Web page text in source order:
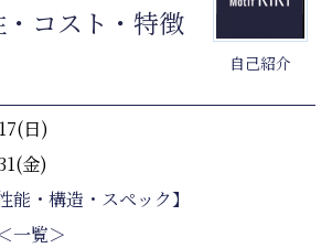
自己紹介
コスト・特徴
日)
金)
能・構造・スペック】
一覧＞